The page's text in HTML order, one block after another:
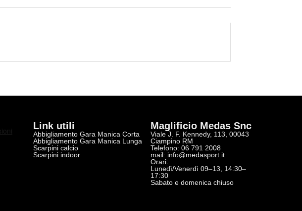
Link utili
Abbigliamento Gara Manica Corta
Abbigliamento Gara Manica Lunga
Scarpini calcio
Scarpini indoor
Maglificio Medas Snc
Viale J. F. Kennedy, 113, 00043
Ciampino RM
Telefono: 06 791 2008
mail: info@medasport.it
Orari:
Lunedì/Venerdì 09–13, 14:30–
17:30
Sabato e domenica chiuso